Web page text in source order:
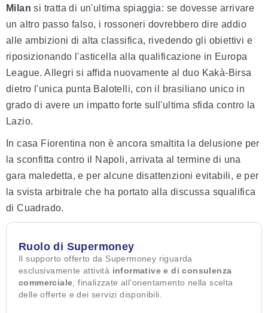
Milan si tratta di un'ultima spiaggia: se dovesse arrivare
un altro passo falso, i rossoneri dovrebbero dire addio
alle ambizioni di alta classifica, rivedendo gli obiettivi e
riposizionando l'asticella alla qualificazione in Europa
League. Allegri si affida nuovamente al duo Kakà-Birsa
dietro l'unica punta Balotelli, con il brasiliano unico in
grado di avere un impatto forte sull'ultima sfida contro la
Lazio.
In casa Fiorentina non è ancora smaltita la delusione per
la sconfitta contro il Napoli, arrivata al termine di una
gara maledetta, e per alcune disattenzioni evitabili, e per
la svista arbitrale che ha portato alla discussa squalifica
di Cuadrado.
Ruolo di Supermoney
Il supporto offerto da Supermoney riguarda
esclusivamente attività informative e di consulenza
commerciale , finalizzate all’orientamento nella scelta
delle offerte e dei servizi disponibili.